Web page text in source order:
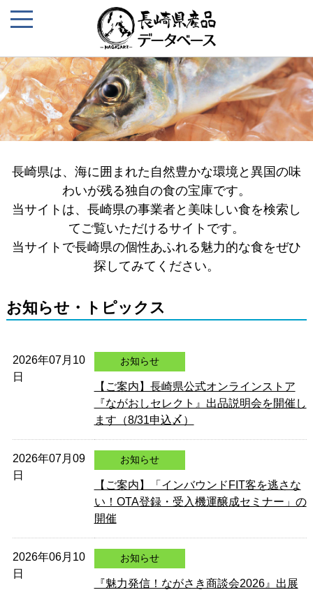
長崎県は、海に囲まれた自然豊かな環境と異国の味
わいが残る独自の食の宝庫です。
当サイトは、長崎県の事業者と美味しい食を検索し
てご覧いただけるサイトです。
当サイトで長崎県の個性あふれる魅力的な食をぜひ
探してみてください。
お知らせ・トピックス
2026年07月10
日
お知らせ
【ご案内】長崎県公式オンラインストア
『ながおしセレクト』出品説明会を開催し
ます（8/31申込〆）
2026年07月09
日
お知らせ
【ご案内】「インバウンドFIT客を逃さな
い！OTA登録・受入機運醸成セミナー」の
開催
2026年06月10
日
お知らせ
『魅力発信！ながさき商談会2026』出展